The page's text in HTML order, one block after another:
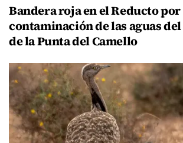
Bandera roja en el Reducto por
contaminación de las aguas
de la Punta del Camello